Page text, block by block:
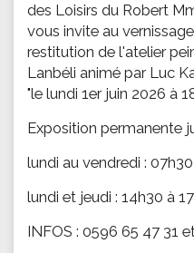
des Loisirs du Robert
vous invite au
restitution de l'atelier
Lanbéli animé par Luc
"le lundi 1er juin 2026 à
Exposition permanente
lundi au vendredi :
lundi et jeudi : 14h30 à
INFOS : 0596 65 47 31